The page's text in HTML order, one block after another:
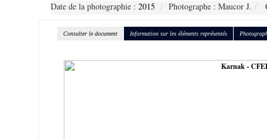
Date de la photographie : 2015 Photographe : Maucor J.
Consulter le document Information sur les éléments représentés